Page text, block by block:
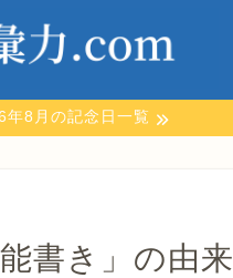
年8月の記念日一覧
書き」の由来